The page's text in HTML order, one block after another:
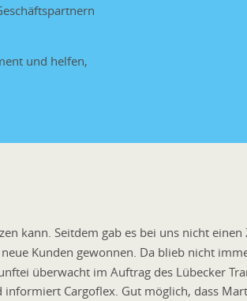
und helfen,
kann. Seitdem gab es bei uns nicht einen
Kunden gewonnen. Da blieb nicht
überwacht im Auftrag des Lübecker
Cargoflex. Gut möglich, dass